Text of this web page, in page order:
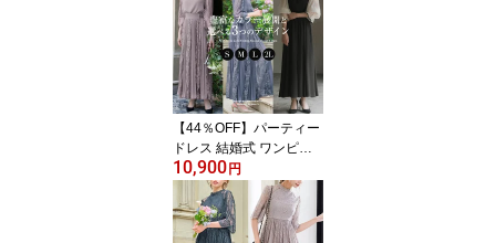
アップ 七五三 お宮参り
フォーマル 大きいサイズ
ビジネススーツ ジャケッ
ト テーパードパンツ 2点
セット
【44％OFF】パーティー
ドレス 結婚式 ワンピー
ス ドレス オケージョン
大きいサイズ 袖あり オ
ケージョンドレス レース
フォーマル ロング丈 ロ
10,900円